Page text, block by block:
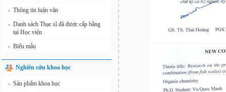
» Thông tin luận văn
» Danh sách Thạc sĩ đã được cấp bằng
tại Học viện
» Biểu mẫu
Nghiên cứu khoa học
» Sản phẩm khoa học